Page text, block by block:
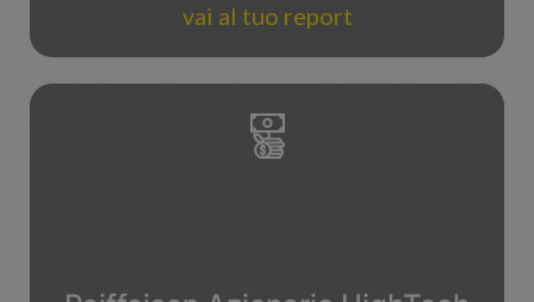
vai al tuo report